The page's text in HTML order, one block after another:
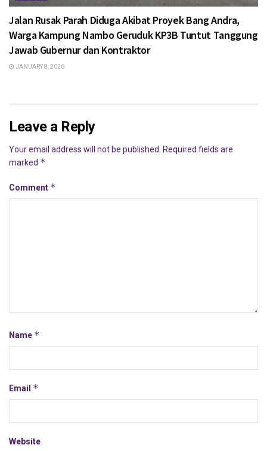
Jalan Rusak Parah Diduga Akibat Proyek Bang Andra,
Warga Kampung Nambo Geruduk KP3B Tuntut Tanggung
Jawab Gubernur dan Kontraktor
JANUARY 8, 2026
Leave a Reply
Your email address will not be published.
Required fields are
marked *
Comment *
Name *
Email *
Website